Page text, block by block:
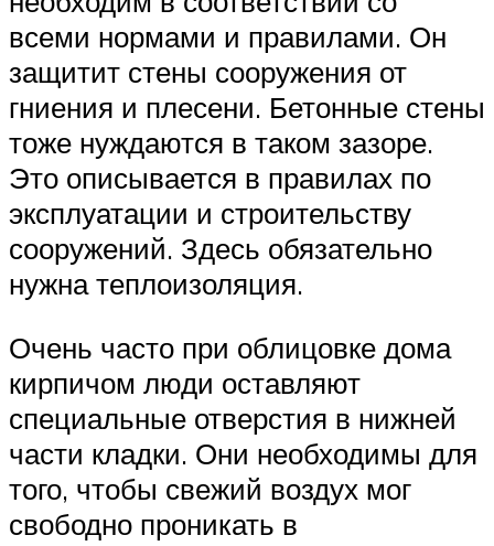
всеми нормами и правилами. Он
защитит стены сооружения от
гниения и плесени. Бетонные стены
тоже нуждаются в таком зазоре.
Это описывается в правилах по
эксплуатации и строительству
сооружений. Здесь обязательно
нужна теплоизоляция.
Очень часто при облицовке дома
кирпичом люди оставляют
специальные отверстия в нижней
части кладки. Они необходимы для
того, чтобы свежий воздух мог
свободно проникать в